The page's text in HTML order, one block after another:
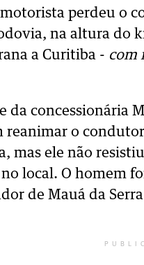
perdeu o
na altura do
a Curitiba - com
da concessionária
reanimar o
mas ele não
local. O homem
de Mauá da